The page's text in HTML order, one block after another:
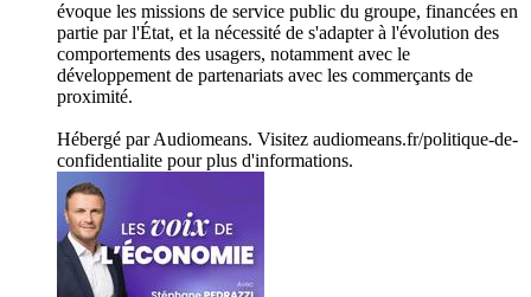
évoque les missions de service public du groupe, financées en
partie par l'État, et la nécessité de s'adapter à l'évolution des
comportements des usagers, notamment avec le
développement de partenariats avec les commerçants de
proximité.
Hébergé par Audiomeans. Visitez audiomeans.fr/politique-de-
confidentialite pour plus d'informations.